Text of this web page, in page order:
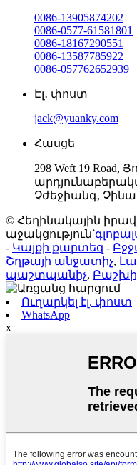
0086-13905874202
0086-0577-61581801
0086-18167290551
0086-13587785922
0086-057762652939
Էլ․ փոստ
jack@yuanky.com
Հասցե
298 Weft 19
Չժեջիանգ,
© Հեղինակային
աջակցություն՝
- Կայքի քարտեզ -
Շղթայի անջատիչ,
պաշտպանիչ,
Ուղարկել էլ. փոստ
WhatsApp
x